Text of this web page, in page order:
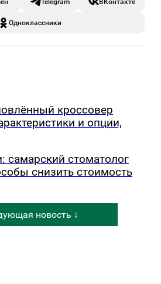
Одноклассники
кроссовер
и опции,
самарский стоматолог
снизить стоимость
новость ↓